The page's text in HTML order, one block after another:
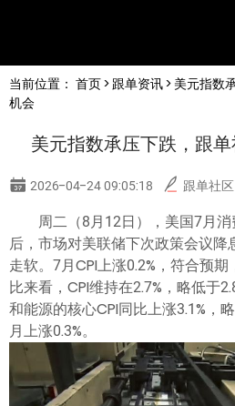
English
简体中文
한글
日本語
Tiếng việt
当前位置： 首页> 跟单资讯> 美元指数
机会
美元指数承压下跌，跟
2026-04-24 09:05:18 跟单社区
周二（8月12日），美国7月
后，市场对美联储下次政策会议降
走软。7月CPI上涨0.2%，符合预期
比来看，CPI维持在2.7%，略低于
和能源的核心CPI同比上涨3.1%，
月上涨0.3%。